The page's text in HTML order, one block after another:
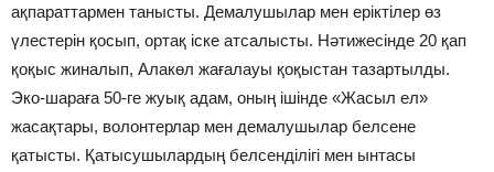
ақпараттармен танысты. Демалушылар мен еріктілер өз
үлестерін қосып, ортақ іске атсалысты. Нәтижесінде 20 қап
қоқыс жиналып, Алакөл жағалауы қоқыстан тазартылды.
Эко-шараға 50-ге жуық адам, оның ішінде «Жасыл ел»
жасақтары, волонтерлар мен демалушылар белсене
қатысты. Қатысушылардың белсенділігі мен ынтасы